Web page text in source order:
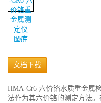
图库
文档下载
HMA-Cr6 六价铬水质重金属
法作为其六价铬的测定方法